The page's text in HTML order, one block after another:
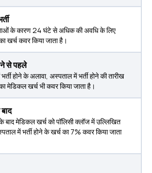
के कारण 24 घंटे से अधिक की अवधि के लिए
खर्च कवर किया जाता है।
से पहले
होने के अलावा, अस्पताल में भर्ती होने की तारीख
मेडिकल खर्च भी कवर किया जाता है।
बाद मेडिकल खर्च को पॉलिसी क्लॉज में उल्लिखित
में भर्ती होने के खर्च का 7% कवर किया जाता